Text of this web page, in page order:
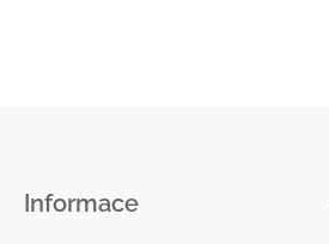
Informace